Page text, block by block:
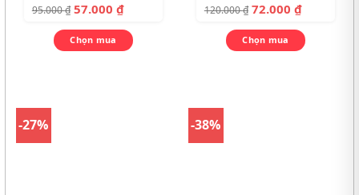
95.000₫ 57.000 ₫
Chọn mua
120.000₫ 72.000 ₫
Chọn mua
-27% -38%